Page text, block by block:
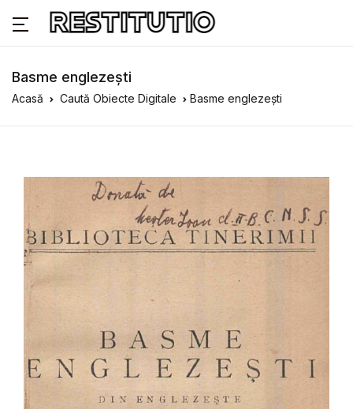
Basme englezești
Acasă Caută Obiecte Digitale Basme englezești